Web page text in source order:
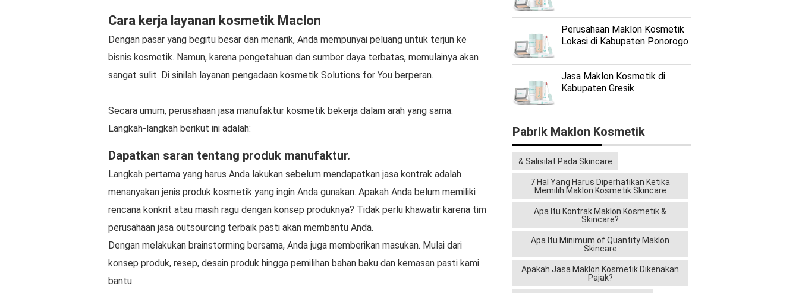
Cara kerja layanan kosmetik Maclon
Dengan pasar yang begitu besar dan menarik, Anda mempunyai peluang untuk terjun ke
bisnis kosmetik. Namun, karena pengetahuan dan sumber daya terbatas, memulainya akan
sangat sulit. Di sinilah layanan pengadaan kosmetik Solutions for You berperan.
Secara umum, perusahaan jasa manufaktur kosmetik bekerja dalam arah yang sama.
Langkah-langkah berikut ini adalah:
Dapatkan saran tentang produk manufaktur.
Langkah pertama yang harus Anda lakukan sebelum mendapatkan jasa kontrak adalah
menanyakan jenis produk kosmetik yang ingin Anda gunakan. Apakah Anda belum memiliki
rencana konkrit atau masih ragu dengan konsep produknya? Tidak perlu khawatir karena tim
perusahaan jasa outsourcing terbaik pasti akan membantu Anda.
Dengan melakukan brainstorming bersama, Anda juga memberikan masukan. Mulai dari
konsep produk, resep, desain produk hingga pemilihan bahan baku dan kemasan pasti kami
bantu.
Perusahaan Maklon Kosmetik
Lokasi di Kabupaten Ponorogo
Jasa Maklon Kosmetik di
Kabupaten Gresik
Pabrik Maklon Kosmetik
& Salisilat Pada Skincare
7 Hal Yang Harus Diperhatikan Ketika
Memilih Maklon Kosmetik Skincare
Apa Itu Kontrak Maklon Kosmetik &
Skincare?
Apa Itu Minimum of Quantity Maklon
Skincare
Apakah Jasa Maklon Kosmetik Dikenakan
Pajak?